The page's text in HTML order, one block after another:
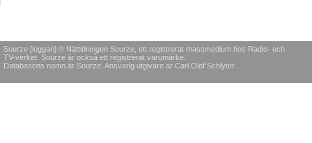
stormakt USA har för
närvarande."
Kommentarer
YNGVE KARLSSON
Kommentarer
ISABELLA MENDRIX
2008-07-28 09:25:00